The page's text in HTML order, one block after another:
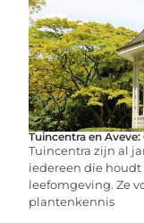
Tuincentra en
Tuincentra zijn al
iedereen die
leefomgeving. Ze
plantenkennis